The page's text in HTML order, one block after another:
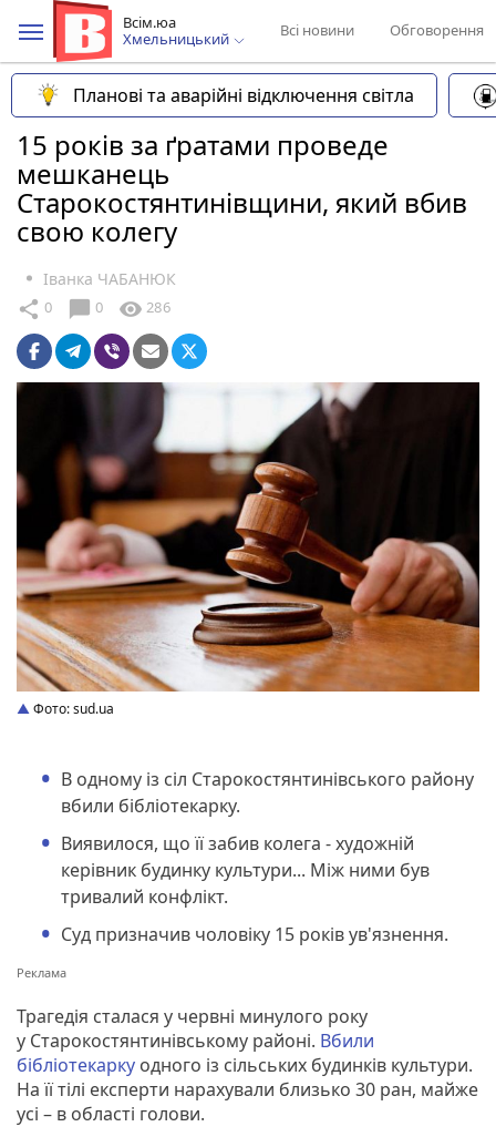
Всім.юа
Хмельницький
Всі новини Обговорення
Планові та аварійні відключення світла
15 років за ґратами проведе
мешканець
Старокостянтинівщини, який вбив
свою колегу
Іванка ЧАБАНЮК
share 0 chat_bubble 0 visibility 286
Фото: sud.ua
В одному із сіл Старокостянтинівського району
вбили бібліотекарку.
Виявилося, що її забив колега - художній
керівник будинку культури... Між ними був
тривалий конфлікт.
Суд призначив чоловіку 15 років ув'язнення.
Трагедія сталася у червні минулого року
у Старокостянтинівському районі. Вбили
бібліотекарку одного із сільських будинків культури.
На її тілі експерти нарахували близько 30 ран, майже
усі – в області голови.